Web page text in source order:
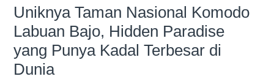
Uniknya Taman Nasional Komodo
Labuan Bajo, Hidden Paradise
yang Punya Kadal Terbesar di
Dunia